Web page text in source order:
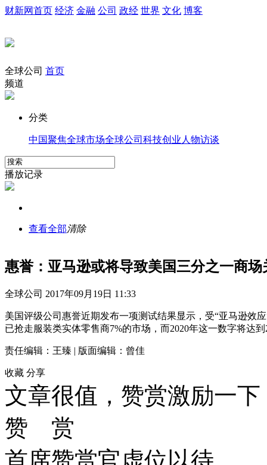
财新网首页 经济 金融 公司 政经 世界 文化 博客
全球公司 首页
频道
分类
中国聚焦全球市场全球公司 科技创业 人物访谈
播放记录
查看全部清除
惠誉：亚马逊或将导致美国三分之一商场
全球公司 2017年09月19日 11:33
美国评级公司惠誉近期发布一项测试结果显示，受“亚马逊效
已抢走服装类实体零售商7%的市场，而2020年这一数字将达
责任编辑：王臻 | 版面编辑：曾佳
收藏 分享
文章很值，赞赏激励一下
赞 赏
首席赞赏官虚位以待